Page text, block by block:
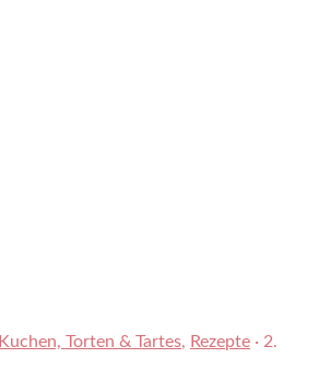
Kuchen, Torten & Tartes, Rezepte · 2.